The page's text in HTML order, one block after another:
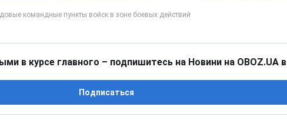
в курсе главного – подпишитесь на Новини на OBOZ.UA в
Подписаться